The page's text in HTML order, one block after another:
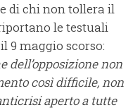
di chi non tollera il
le testuali
9 maggio scorso:
dell’opposizione non
così difficile, non
aperto a tutte